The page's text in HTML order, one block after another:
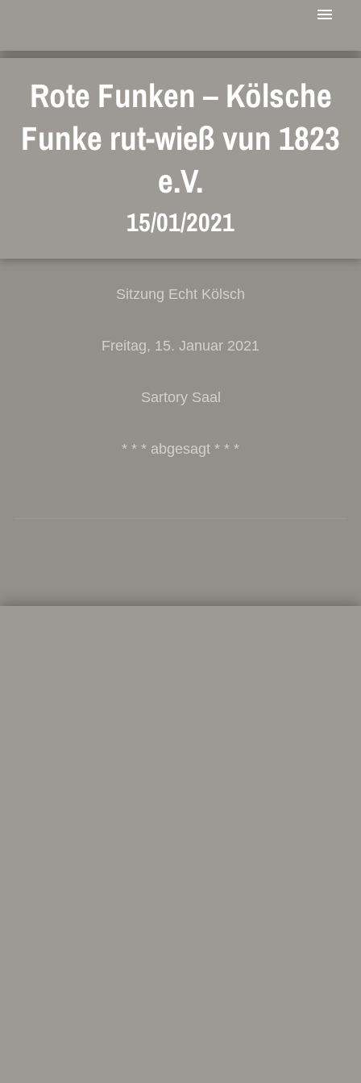
Rote Funken – Kölsche
Funke rut-wieß vun 1823
e.V.
15/01/2021
Sitzung Echt Kölsch
Freitag, 15. Januar 2021
Sartory Saal
* * * abgesagt * * *